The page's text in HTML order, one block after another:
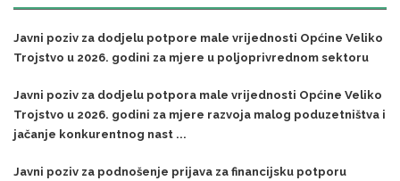
Javni poziv za dodjelu potpore male vrijednosti Općine Veliko
Trojstvo u 2026. godini za mjere u poljoprivrednom sektoru
Javni poziv za dodjelu potpora male vrijednosti Općine Veliko
Trojstvo u 2026. godini za mjere razvoja malog poduzetništva i
jačanje konkurentnog nast ...
Javni poziv za podnošenje prijava za financijsku potporu